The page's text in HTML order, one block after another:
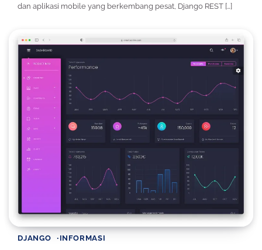
dan aplikasi mobile yang berkembang pesat, Django REST […]
DJANGO INFORMASI